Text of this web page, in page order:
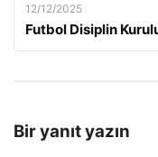
12/12/2025
Futbol Disiplin
Bir yanıt yazın